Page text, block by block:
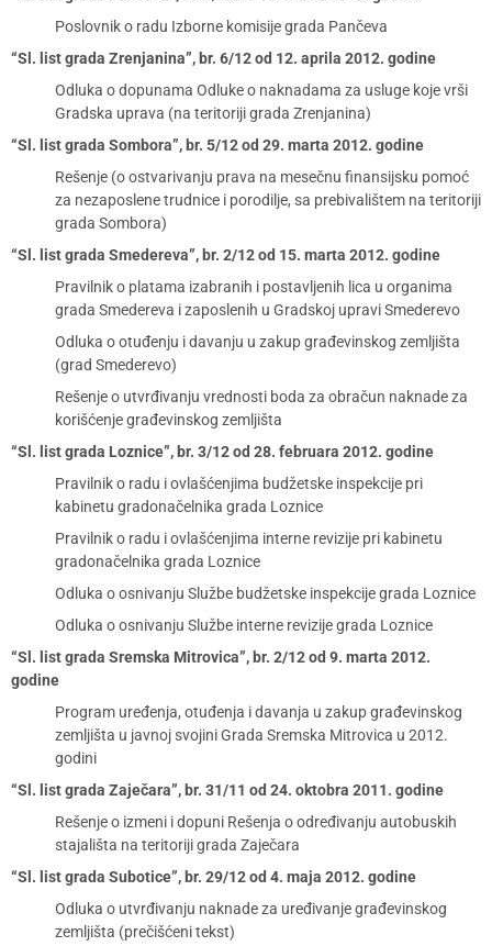
Poslovnik o radu Izborne komisije grada Pančeva
“Sl. list grada Zrenjanina”, br. 6/12 od 12. aprila 2012. godine
Odluka o dopunama Odluke o naknadama za usluge koje vrši
Gradska uprava (na teritoriji grada Zrenjanina)
“Sl. list grada Sombora”, br. 5/12 od 29. marta 2012. godine
Rešenje (o ostvarivanju prava na mesečnu finansijsku pomoć
za nezaposlene trudnice i porodilje, sa prebivalištem na teritoriji
grada Sombora)
“Sl. list grada Smedereva”, br. 2/12 od 15. marta 2012. godine
Pravilnik o platama izabranih i postavljenih lica u organima
grada Smedereva i zaposlenih u Gradskoj upravi Smederevo
Odluka o otuđenju i davanju u zakup građevinskog zemljišta
(grad Smederevo)
Rešenje o utvrđivanju vrednosti boda za obračun naknade za
korišćenje građevinskog zemljišta
“Sl. list grada Loznice”, br. 3/12 od 28. februara 2012. godine
Pravilnik o radu i ovlašćenjima budžetske inspekcije pri
kabinetu gradonačelnika grada Loznice
Pravilnik o radu i ovlašćenjima interne revizije pri kabinetu
gradonačelnika grada Loznice
Odluka o osnivanju Službe budžetske inspekcije grada Loznice
Odluka o osnivanju Službe interne revizije grada Loznice
“Sl. list grada Sremska Mitrovica”, br. 2/12 od 9. marta 2012.
godine
Program uređenja, otuđenja i davanja u zakup građevinskog
zemljišta u javnoj svojini Grada Sremska Mitrovica u 2012.
godini
“Sl. list grada Zaječara”, br. 31/11 od 24. oktobra 2011. godine
Rešenje o izmeni i dopuni Rešenja o određivanju autobuskih
stajališta na teritoriji grada Zaječara
“Sl. list grada Subotice”, br. 29/12 od 4. maja 2012. godine
Odluka o utvrđivanju naknade za uređivanje građevinskog
zemljišta (prečišćeni tekst)